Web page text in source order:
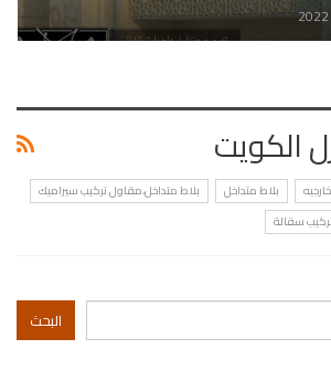
الكويت
بلاط متداخل
بلاط متداخل،مقاول تركيب سيراميك
سقالة
البحث